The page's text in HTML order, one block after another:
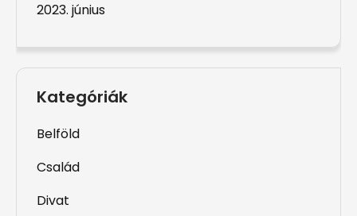
2023. június
Kategóriák
Belföld
Család
Divat